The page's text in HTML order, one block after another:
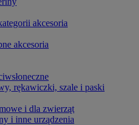
akcesoria
akcesoria
rękawiczki, szale i paski
i dla zwierząt
i inne urządzenia